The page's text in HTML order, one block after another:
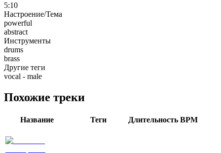
5:10
Настроение/Тема
powerful
abstract
Инструменты
drums
brass
Другие теги
vocal - male
Похожие треки
Название Теги Длительность BPM